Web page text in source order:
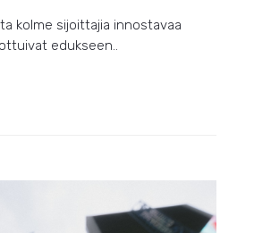
kolme sijoittajia innostavaa
edukseen..